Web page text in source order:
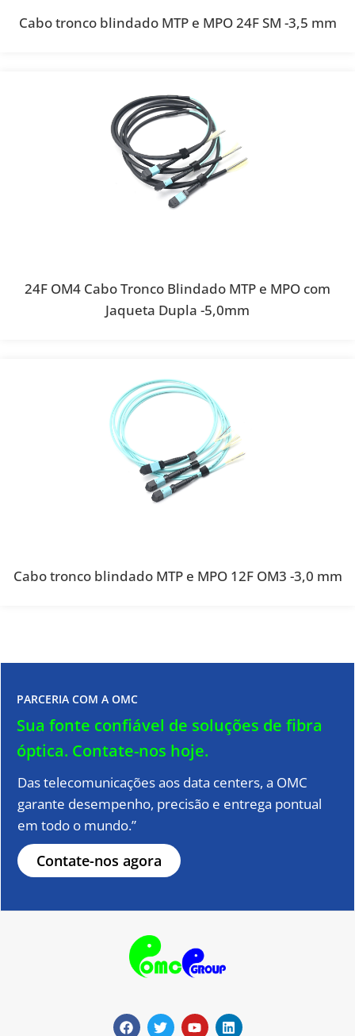
Cabo tronco blindado MTP e MPO 24F SM -3,5 mm
24F OM4 Cabo Tronco Blindado MTP e MPO com
Jaqueta Dupla -5,0mm
Cabo tronco blindado MTP e MPO 12F OM3 -3,0 mm
PARCERIA COM A OMC
Sua fonte confiável de soluções de fibra
óptica. Contate-nos hoje.
Das telecomunicações aos data centers, a OMC
garante desempenho, precisão e entrega pontual
em todo o mundo.”
Contate-nos agora
a
c
w
i
o
u
i
n